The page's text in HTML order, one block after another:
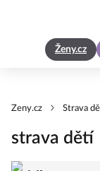
Ženy.cz
Zeny.cz Strava
strava dětí